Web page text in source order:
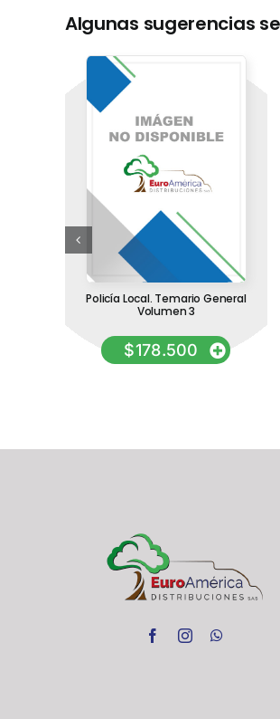
Algunas sugerencias
Policía Local. Temario General
Volumen 3
$178.500